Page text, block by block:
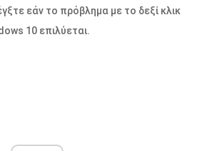
εάν το πρόβλημα με το δεξί κλικ
10 επιλύεται.